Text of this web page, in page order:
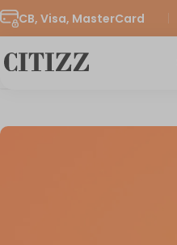
CB, Visa, MasterCard